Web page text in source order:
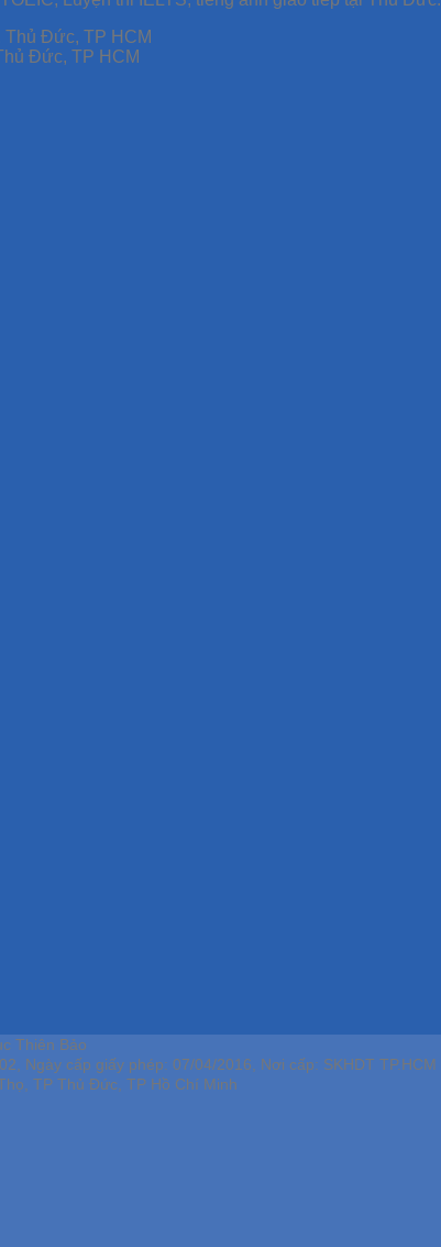
Thủ Đức, TP HCM
Đức, TP HCM
Thiên Bảo
Ngày cấp giấy phép: 07/04/2016, Nơi cấp: SKHDT TP.HCM
TP Thủ Đức, TP Hồ Chí Minh